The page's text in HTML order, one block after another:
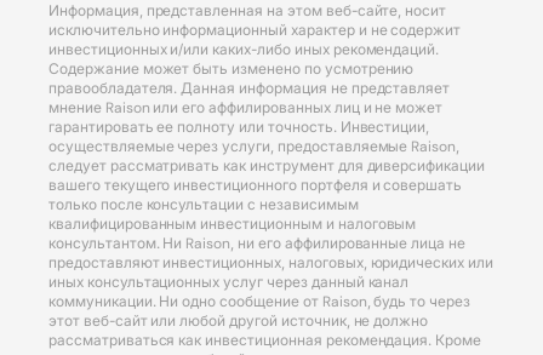
Информация, представленная на этом веб-сайте, носит
исключительно информационный характер и не содержит
инвестиционных и/или каких-либо иных рекомендаций.
Содержание может быть изменено по усмотрению
правообладателя. Данная информация не представляет
мнение Raison или его аффилированных лиц и не может
гарантировать ее полноту или точность. Инвестиции,
осуществляемые через услуги, предоставляемые Raison,
следует рассматривать как инструмент для диверсификации
вашего текущего инвестиционного портфеля и совершать
только после консультации с независимым
квалифицированным инвестиционным и налоговым
консультантом. Ни Raison, ни его аффилированные лица не
предоставляют инвестиционных, налоговых, юридических или
иных консультационных услуг через данный канал
коммуникации. Ни одно сообщение от Raison, будь то через
этот веб-сайт или любой другой источник, не должно
рассматриваться как инвестиционная рекомендация. Кроме